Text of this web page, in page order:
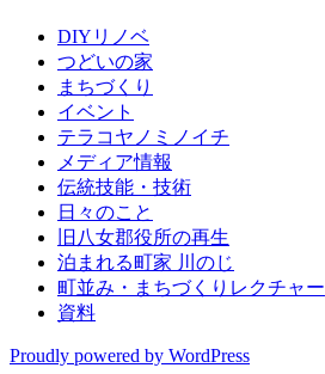
DIYリノベ
つどいの家
まちづくり
イベント
テラコヤノミノイチ
メディア情報
伝統技能・技術
日々のこと
旧八女郡役所の再生
泊まれる町家 川のじ
町並み・まちづくりレクチャー
資料
Proudly powered by WordPress